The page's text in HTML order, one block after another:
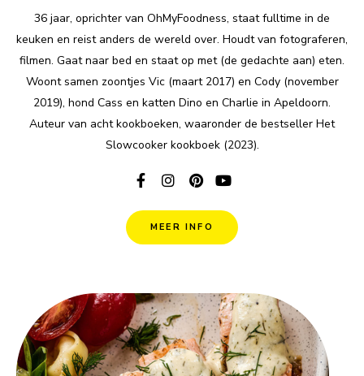
36 jaar, oprichter van OhMyFoodness, staat fulltime in de
keuken en reist anders de wereld over. Houdt van fotograferen,
filmen. Gaat naar bed en staat op met (de gedachte aan) eten.
Woont samen zoontjes Vic (maart 2017) en Cody (november
2019), hond Cass en katten Dino en Charlie in Apeldoorn.
Auteur van acht kookboeken, waaronder de bestseller Het
Slowcooker kookboek (2023).
MEER INFO